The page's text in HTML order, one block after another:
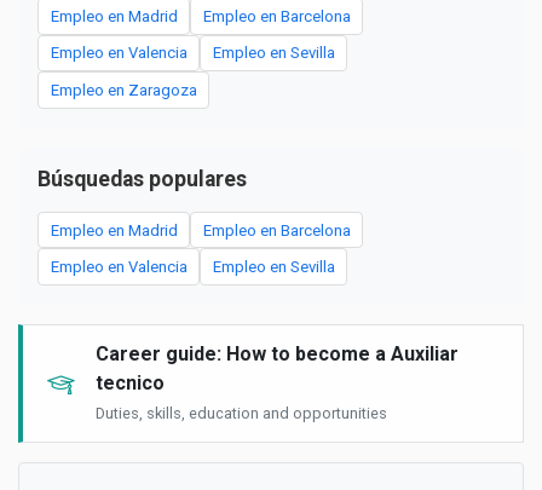
Empleo en Madrid Empleo en Barcelona
Empleo en Valencia Empleo en Sevilla
Empleo en Zaragoza
Búsquedas populares
Empleo en Madrid Empleo en Barcelona
Empleo en Valencia Empleo en Sevilla
Career guide: How to become a Auxiliar
tecnico
Duties, skills, education and opportunities